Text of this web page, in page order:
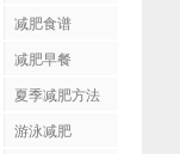
减肥食谱
减肥早餐
夏季减肥方法
游泳减肥